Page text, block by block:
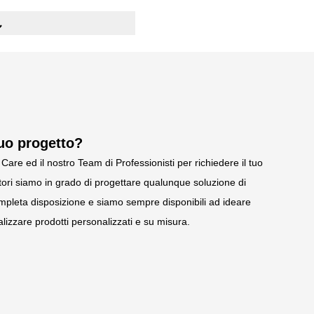
sendzimir con
epossidiche
50 mm
progetto?
ed il nostro Team di Professionisti per richiedere il tuo
siamo in grado di progettare qualunque soluzione di
disposizione e siamo sempre disponibili ad ideare
prodotti personalizzati e su misura.